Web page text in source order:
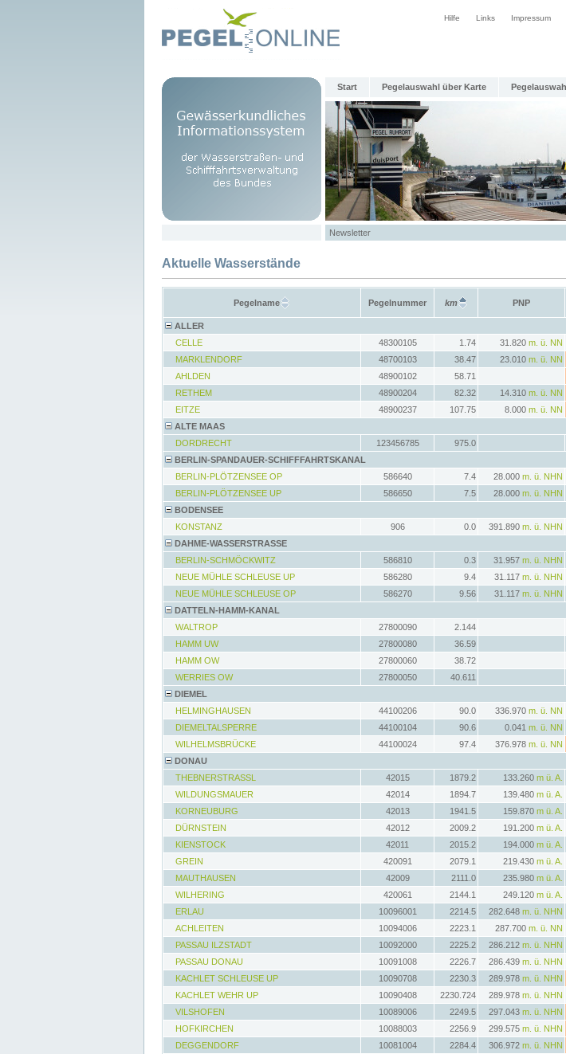
Hilfe Links Impressum
Start Pegelauswahl über Karte
Newsletter
Aktuelle Wasserstände
Pegelname Pegelnummer km PNP
ALLER
CELLE
48300105 1.74 31.820 m. ü. NN
MARKLENDORF
48700103 38.47 23.010 m. ü. NN
AHLDEN
48900102 58.71
RETHEM
48900204 82.32 14.310 m. ü. NN
EITZE
48900237 107.75 8.000 m. ü. NN
ALTE MAAS
DORDRECHT
123456785 975.0
BERLIN-SPANDAUER-SCHIFFFAHRTSKANAL
BERLIN-PLÖTZENSEE OP
586640 7.4 28.000 m. ü. NHN
BERLIN-PLÖTZENSEE UP
586650 7.5 28.000 m. ü. NHN
BODENSEE
KONSTANZ
906 0.0 391.890 m. ü. NHN
DAHME-WASSERSTRASSE
BERLIN-SCHMÖCKWITZ
586810 0.3 31.957 m. ü. NHN
NEUE MÜHLE SCHLEUSE UP
586280 9.4 31.117 m. ü. NHN
NEUE MÜHLE SCHLEUSE OP
586270 9.56 31.117 m. ü. NHN
DATTELN-HAMM-KANAL
WALTROP
27800090 2.144
HAMM UW
27800080 36.59
HAMM OW
27800060 38.72
WERRIES OW
27800050 40.611
DIEMEL
HELMINGHAUSEN
44100206 90.0 336.970 m. ü. NN
DIEMELTALSPERRE
44100104 90.6 0.041 m. ü. NN
WILHELMSBRÜCKE
44100024 97.4 376.978 m. ü. NN
DONAU
THEBNERSTRASSL
42015 1879.2 133.260 m ü. A.
WILDUNGSMAUER
42014 1894.7 139.480 m ü. A.
KORNEUBURG
42013 1941.5 159.870 m ü. A.
DÜRNSTEIN
42012 2009.2 191.200 m ü. A.
KIENSTOCK
42011 2015.2 194.000 m ü. A.
GREIN
420091 2079.1 219.430 m ü. A.
MAUTHAUSEN
42009 2111.0 235.980 m ü. A.
WILHERING
420061 2144.1 249.120 m ü. A.
ERLAU
10096001 2214.5 282.648 m. ü. NHN
ACHLEITEN
10094006 2223.1 287.700 m. ü. NN
PASSAU ILZSTADT
10092000 2225.2 286.212 m. ü. NHN
PASSAU DONAU
10091008 2226.7 286.439 m. ü. NHN
KACHLET SCHLEUSE UP
10090708 2230.3 289.978 m. ü. NHN
KACHLET WEHR UP
10090408 2230.724 289.978 m. ü. NHN
VILSHOFEN
10089006 2249.5 297.043 m. ü. NHN
HOFKIRCHEN
10088003 2256.9 299.575 m. ü. NHN
DEGGENDORF
10081004 2284.4 306.972 m. ü. NHN